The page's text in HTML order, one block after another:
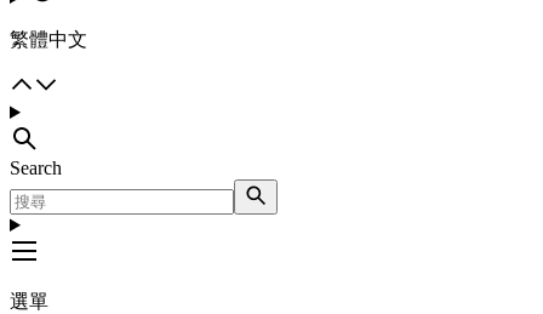
繁體中文
Search
選單